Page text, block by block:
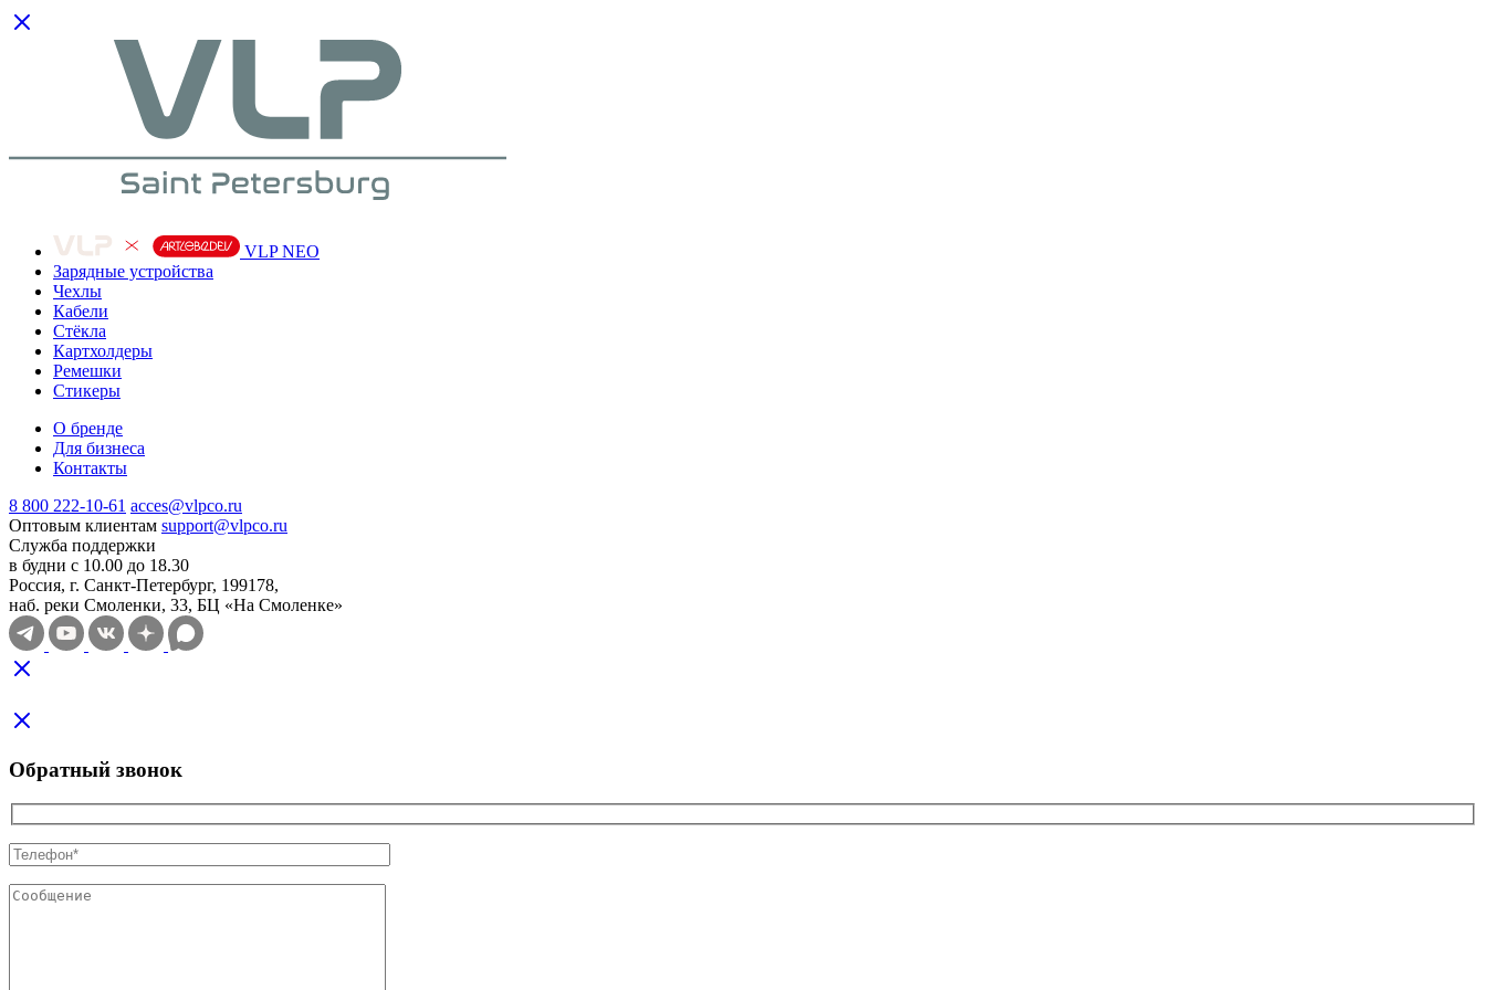
VLP NEO
Зарядные устройства
Чехлы
Кабели
Cтёкла
Картхолдеры
Ремешки
Стикеры
О бренде
Для бизнеса
Контакты
8 800 222-10-61 acces@vlpco.ru
Оптовым клиентам support@vlpco.ru
Служба поддержки
в будни с 10.00 до 18.30
Россия, г. Санкт-Петербург, 199178,
наб. реки Смоленки, 33, БЦ «На Смоленке»
Обратный звонок